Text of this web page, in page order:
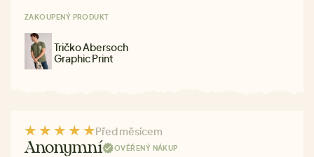
ZAKOUPENÝ PRODUKT
Tričko Abersoch
Graphic Print
Před měsícem
Anonymní OVĚŘENÝ NÁKUP